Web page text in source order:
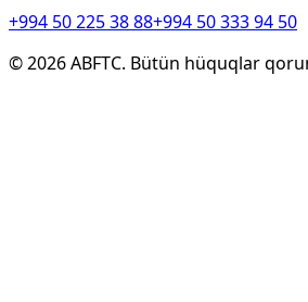
+994 50 225 38 88+994 50 333 94 50
©2026ABFTC. Bütün hüquqlar